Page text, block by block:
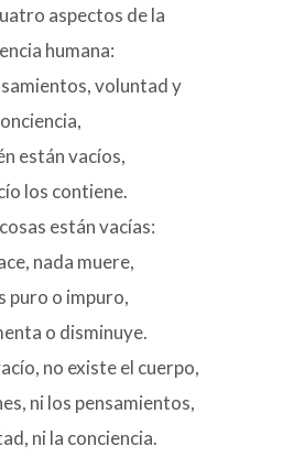
aspectos de la
humana:
voluntad y
están vacíos,
los contiene.
están vacías:
nada muere,
puro o impuro,
o disminuye.
no existe el cuerpo,
ni los pensamientos,
ni la conciencia.